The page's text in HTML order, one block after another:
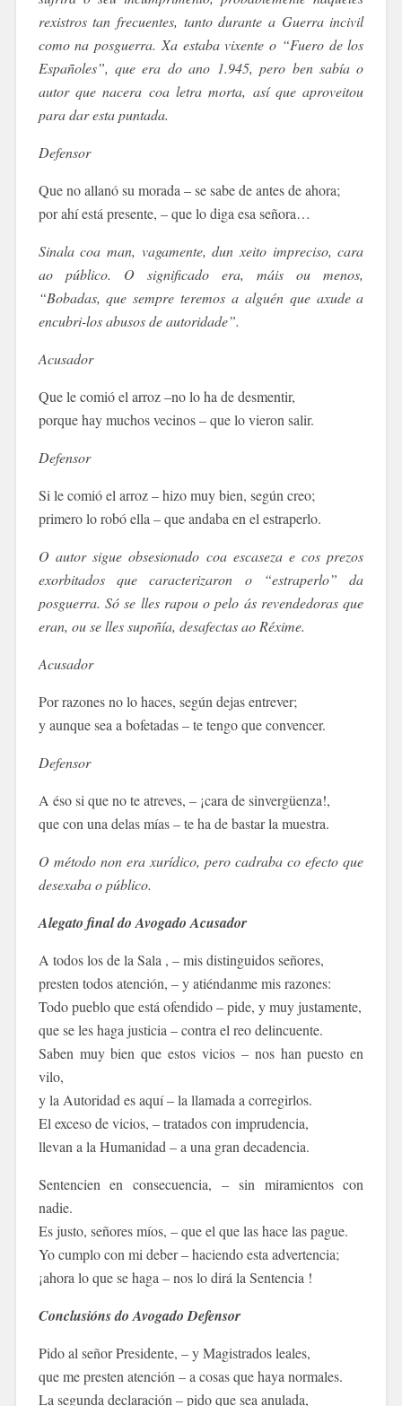
rexistros tan frecuentes, tanto durante a Guerra incivil
como na posguerra. Xa estaba vixente o “Fuero de los
Españoles”, que era do ano 1.945, pero ben sabía o
autor que nacera coa letra morta, así que aproveitou
para dar esta puntada.
Defensor
Que no allanó su morada – se sabe de antes de ahora;
por ahí está presente, – que lo diga esa señora…
Sinala coa man, vagamente, dun xeito impreciso, cara
ao público. O significado era, máis ou menos,
“Bobadas, que sempre teremos a alguén que axude a
encubri-los abusos de autoridade”.
Acusador
Que le comió el arroz –no lo ha de desmentir,
porque hay muchos vecinos – que lo vieron salir.
Defensor
Si le comió el arroz – hizo muy bien, según creo;
primero lo robó ella – que andaba en el estraperlo.
O autor sigue obsesionado coa escaseza e cos prezos
exorbitados que caracterizaron o “estraperlo” da
posguerra. Só se lles rapou o pelo ás revendedoras que
eran, ou se lles supoñía, desafectas ao Réxime.
Acusador
Por razones no lo haces, según dejas entrever;
y aunque sea a bofetadas – te tengo que convencer.
Defensor
A éso si que no te atreves, – ¡cara de sinvergüenza!,
que con una delas mías – te ha de bastar la muestra.
O método non era xurídico, pero cadraba co efecto que
desexaba o público.
Alegato final do Avogado Acusador
A todos los de la Sala , – mis distinguidos señores,
presten todos atención, – y atiéndanme mis razones:
Todo pueblo que está ofendido – pide, y muy justamente,
que se les haga justicia – contra el reo delincuente.
Saben muy bien que estos vicios – nos han puesto en
vilo,
y la Autoridad es aquí – la llamada a corregirlos.
El exceso de vicios, – tratados con imprudencia,
llevan a la Humanidad – a una gran decadencia.
Sentencien en consecuencia, – sin miramientos con
nadie.
Es justo, señores míos, – que el que las hace las pague.
Yo cumplo con mi deber – haciendo esta advertencia;
¡ahora lo que se haga – nos lo dirá la Sentencia !
Conclusiónsdo Avogado Defensor
Pido al señor Presidente, – y Magistrados leales,
que me presten atención – a cosas que haya normales.
La segunda declaración – pido que sea anulada,